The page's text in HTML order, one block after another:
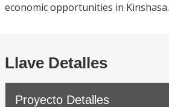
economic opportunities in Kinshasa.
Llave Detalles
Proyecto Detalles